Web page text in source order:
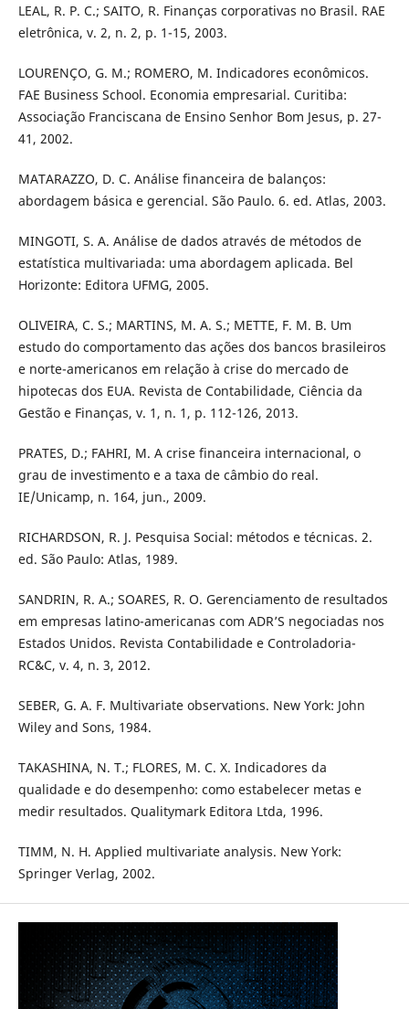
LEAL, R. P. C.; SAITO, R. Finanças corporativas no Brasil. RAE
eletrônica, v. 2, n. 2, p. 1-15, 2003.
LOURENÇO, G. M.; ROMERO, M. Indicadores econômicos.
FAE Business School. Economia empresarial. Curitiba:
Associação Franciscana de Ensino Senhor Bom Jesus, p. 27-
41, 2002.
MATARAZZO, D. C. Análise financeira de balanços:
abordagem básica e gerencial. São Paulo. 6. ed. Atlas, 2003.
MINGOTI, S. A. Análise de dados através de métodos de
estatística multivariada: uma abordagem aplicada. Bel
Horizonte: Editora UFMG, 2005.
OLIVEIRA, C. S.; MARTINS, M. A. S.; METTE, F. M. B. Um
estudo do comportamento das ações dos bancos brasileiros
e norte-americanos em relação à crise do mercado de
hipotecas dos EUA. Revista de Contabilidade, Ciência da
Gestão e Finanças, v. 1, n. 1, p. 112-126, 2013.
PRATES, D.; FAHRI, M. A crise financeira internacional, o
grau de investimento e a taxa de câmbio do real.
IE/Unicamp, n. 164, jun., 2009.
RICHARDSON, R. J. Pesquisa Social: métodos e técnicas. 2.
ed. São Paulo: Atlas, 1989.
SANDRIN, R. A.; SOARES, R. O. Gerenciamento de resultados
em empresas latino-americanas com ADR’S negociadas nos
Estados Unidos. Revista Contabilidade e Controladoria-
RC&C, v. 4, n. 3, 2012.
SEBER, G. A. F. Multivariate observations. New York: John
Wiley and Sons, 1984.
TAKASHINA, N. T.; FLORES, M. C. X. Indicadores da
qualidade e do desempenho: como estabelecer metas e
medir resultados. Qualitymark Editora Ltda, 1996.
TIMM, N. H. Applied multivariate analysis. New York:
Springer Verlag, 2002.